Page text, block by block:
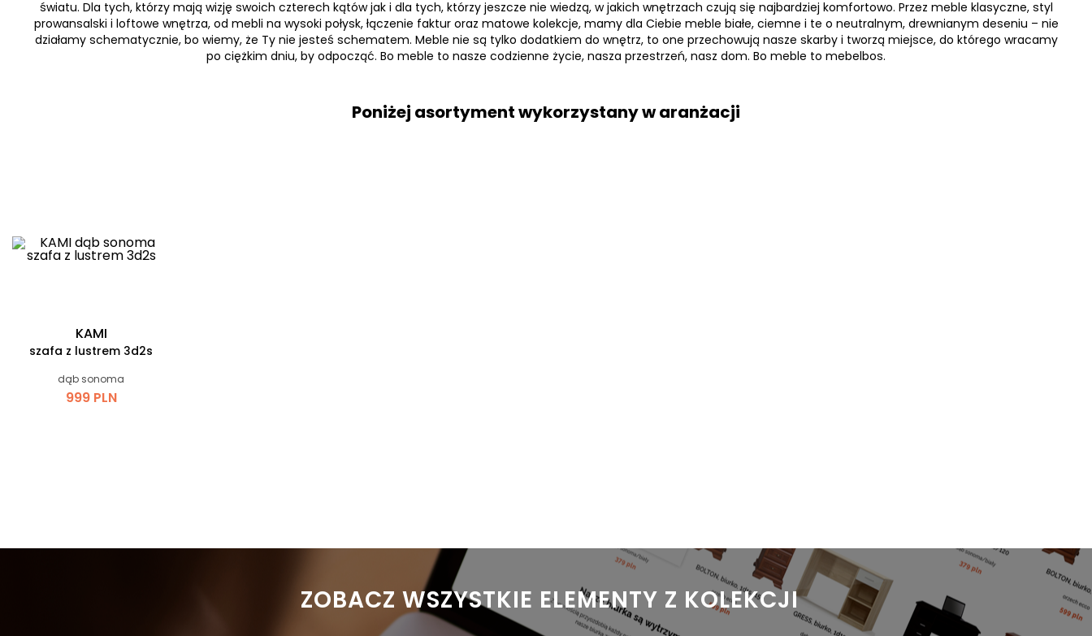
światu. Dla tych, którzy mają wizję swoich czterech kątów jak i dla tych, którzy jeszcze nie wiedzą, w jakich wnętrzach czują się najbardziej komfortowo. Przez meble klasyczne, styl
prowansalski i loftowe wnętrza, od mebli na wysoki połysk, łączenie faktur oraz matowe kolekcje, mamy dla Ciebie meble białe, ciemne i te o neutralnym, drewnianym deseniu – nie
działamy schematycznie, bo wiemy, że Ty nie jesteś schematem. Meble nie są tylko dodatkiem do wnętrz, to one przechowują nasze skarby i tworzą miejsce, do którego wracamy
po ciężkim dniu, by odpocząć. Bo meble to nasze codzienne życie, nasza przestrzeń, nasz dom. Bo meble to mebelbos.
Poniżej asortyment wykorzystany w aranżacji
KAMI
szafa z lustrem 3d2s
dąb sonoma
999 PLN
ZOBACZ WSZYSTKIE ELEMENTY Z KOLEKCJI